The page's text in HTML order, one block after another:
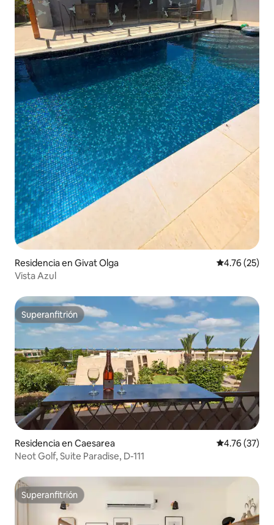
Residencia en Givat Olga Calificación
4.76 (25)
Vista Azul
Superanfitrión
Superanfitrión
Residencia en Caesarea Calificación
4.76 (37)
Neot Golf, Suite Paradise, D-111
Superanfitrión
Superanfitrión